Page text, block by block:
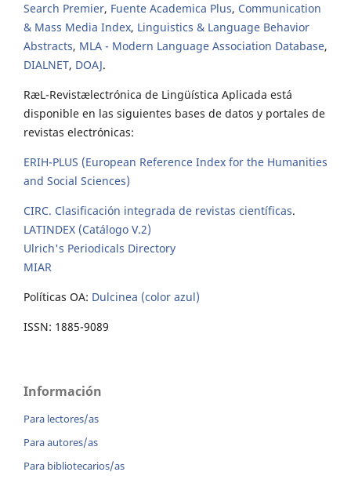
Search Premier, Fuente Academica Plus, Communication
& Mass Media Index, Linguistics & Language Behavior
Abstracts, MLA - Modern Language Association Database,
DIALNET, DOAJ.
RæL-Revistælectrónica de Lingüística Aplicada está
disponible en las siguientes bases de datos y portales de
revistas electrónicas:
ERIH-PLUS (European Reference Index for the Humanities
and Social Sciences)
CIRC. Clasificación integrada de revistas científicas.
LATINDEX (Catálogo V.2)
Ulrich's Periodicals Directory
MIAR
Políticas OA: Dulcinea (color azul)
ISSN: 1885-9089
Información
Para lectores/as
Para autores/as
Para bibliotecarios/as